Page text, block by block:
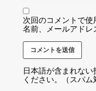
次回のコメントで
名前、メールアドレ
日本語が含まれな
ください。（スパム